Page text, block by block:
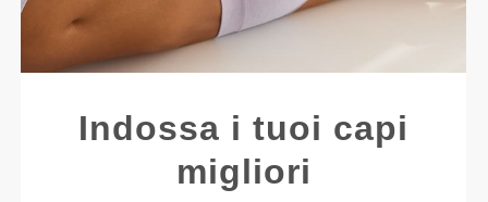
Indossa i tuoi capi
migliori